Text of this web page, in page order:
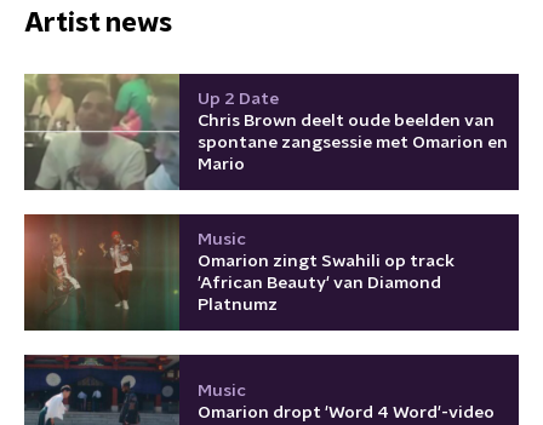
Artist news
Up 2 Date
Chris Brown deelt oude beelden van
spontane zangsessie met Omarion en
Mario
Music
Omarion zingt Swahili op track
'African Beauty' van Diamond
Platnumz
Music
Omarion dropt 'Word 4 Word'-video